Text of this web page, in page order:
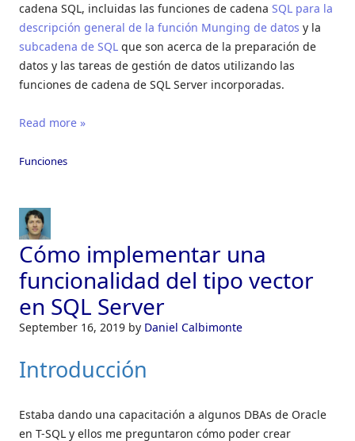
cadena SQL, incluidas las funciones de cadena SQL para la
descripción general de la función Munging de datos y la
subcadena de SQL que son acerca de la preparación de
datos y las tareas de gestión de datos utilizando las
funciones de cadena de SQL Server incorporadas.
Read more »
Funciones
Cómo implementar una
funcionalidad del tipo vector
en SQL Server
September 16, 2019 by Daniel Calbimonte
Introducción
Estaba dando una capacitación a algunos DBAs de Oracle
en T-SQL y ellos me preguntaron cómo poder crear